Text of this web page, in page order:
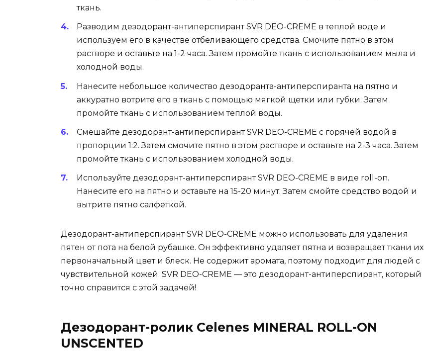
ткань.
Разводим дезодорант-антиперспирант SVR DEO-CREME в теплой воде и
используем его в качестве отбеливающего средства. Смочите пятно в этом
растворе и оставьте на 1-2 часа. Затем промойте ткань с использованием мыла и
холодной воды.
Нанесите небольшое количество дезодоранта-антиперспиранта на пятно и
аккуратно вотрите его в ткань с помощью мягкой щетки или губки. Затем
промойте ткань с использованием теплой воды.
Смешайте дезодорант-антиперспирант SVR DEO-CREME с горячей водой в
пропорции 1:2. Затем смочите пятно в этом растворе и оставьте на 2-3 часа. Затем
промойте ткань с использованием холодной воды.
Используйте дезодорант-антиперспирант SVR DEO-CREME в виде roll-on.
Нанесите его на пятно и оставьте на 15-20 минут. Затем смойте средство водой и
вытрите пятно салфеткой.
Дезодорант-антиперспирант SVR DEO-CREME можно использовать для удаления
пятен от пота на белой рубашке. Он эффективно удаляет пятна и возвращает ткани их
первоначальный цвет и блеск. Не содержит аромата, поэтому подходит для людей с
чувствительной кожей. SVR DEO-CREME — это дезодорант-антиперспирант, который
точно справится с этой задачей!
Дезодорант-ролик Celenes MINERAL ROLL-ON
UNSCENTED